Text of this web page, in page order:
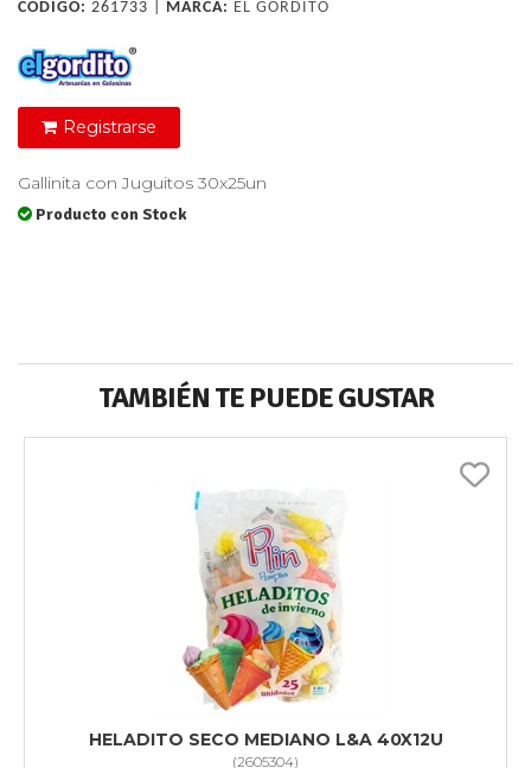
CÓDIGO: 261733 | MARCA: EL GORDITO
Registrarse
Gallinita con Juguitos 30x25un
Producto con Stock
TAMBIÉN TE PUEDE GUSTAR
HELADITO SECO MEDIANO L&A 40X12U
(2605304)